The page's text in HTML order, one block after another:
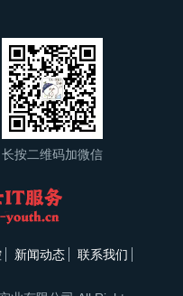
长按二维码加微信
新闻动态 联系我们